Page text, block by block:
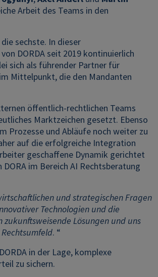
Arbeit des Teams in den
sechste. In dieser
DORDA seit 2019 kontinuierlich
sich als führender Partner für
im Mittelpunkt, die den Mandanten
öffentlich-rechtlichen Teams
Marktzeichen gesetzt. Ebenso
Prozesse und Abläufe noch weiter zu
auf die erfolgreiche Integration
geschaffene Dynamik gerichtet
im Bereich AI Rechtsberatung
und strategischen Fragen
Technologien und die
Lösungen und uns
. “
in der Lage, komplexe
zu sichern.